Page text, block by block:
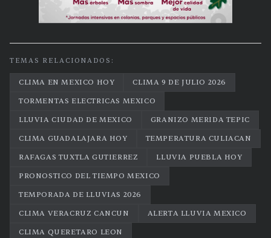
TEMAS RELACIONADOS:
CLIMA EN MEXICO HOY
CLIMA 9 DE JULIO 2026
TORMENTAS ELECTRICAS MEXICO
LLUVIA CIUDAD DE MEXICO
GRANIZO MERIDA TEPIC
CLIMA GUADALAJARA HOY
TEMPERATURA CULIACAN
RAFAGAS TUXTLA GUTIERREZ
LLUVIA PUEBLA HOY
PRONOSTICO DEL TIEMPO MEXICO
TEMPORADA DE LLUVIAS 2026
CLIMA VERACRUZ CANCUN
ALERTA LLUVIA MEXICO
CLIMA QUERETARO LEON